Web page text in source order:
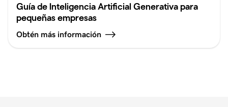
Guía de Inteligencia Artificial Generativa para
pequeñas empresas
Obtén más información